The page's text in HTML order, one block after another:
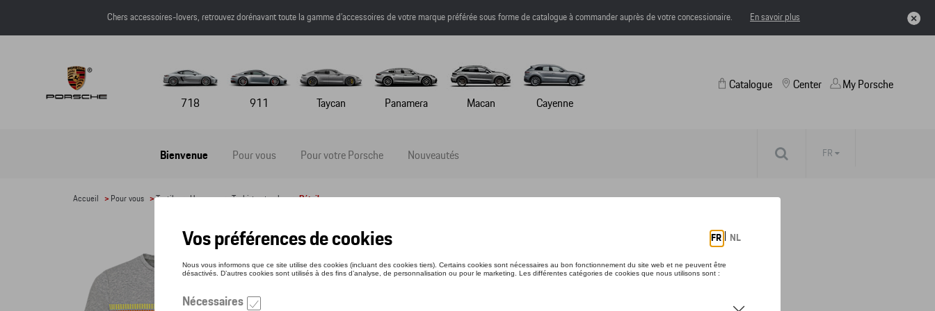
Chers accessoires-lovers, retrouvez dorénavant toute la gamme d’accessoires de votre marque préférée sous forme de catalogue à commander auprès de votre concessionaire. En savoir plus
718 911 Taycan Panamera Macan Cayenne
Catalogue
Bienvenue Pour vous Pour votre Porsche Nouveautés
Center My Porsche
FR
Accueil > Pour vous >Textile >Hommes >T-shirts et polos > Détail
T-SHIRT - RS 2.7 - S
Référence: WAP95100S0NRS2